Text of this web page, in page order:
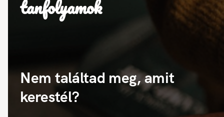
tanfolyamok
Nem találtad meg, amit
kerestél?